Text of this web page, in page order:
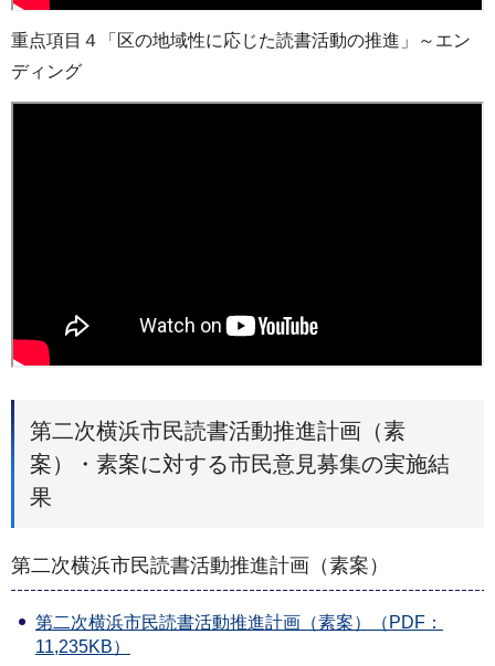
重点項目４「区の地域性に応じた読書活動の推進」～エン
ディング
第二次横浜市民読書活動推進計画（素
案）・素案に対する市民意見募集の実施結
果
第二次横浜市民読書活動推進計画（素案）
第二次横浜市民読書活動推進計画（素案）（PDF：
11,235KB）